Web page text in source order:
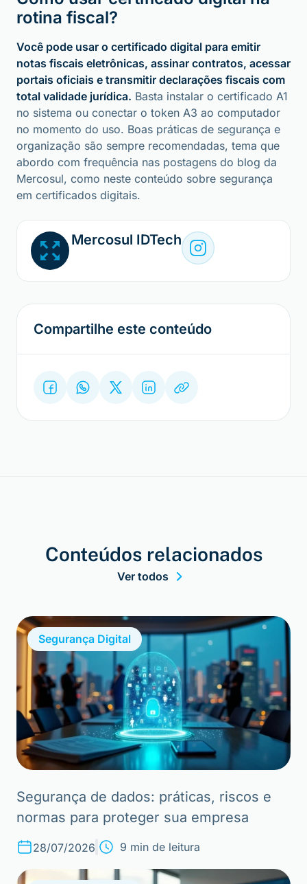
rotina fiscal?
Você pode usar o certificado digital para emitir
notas fiscais eletrônicas, assinar contratos, acessar
portais oficiais e transmitir declarações fiscais com
total validade jurídica. Basta instalar o certificado A1
no sistema ou conectar o token A3 ao computador
no momento do uso. Boas práticas de segurança e
organização são sempre recomendadas, tema que
abordo com frequência nas postagens do blog da
Mercosul, como neste conteúdo sobre segurança
em certificados digitais.
Mercosul IDTech
Compartilhe este conteúdo
Conteúdos relacionados
Ver todos
Segurança Digital
Segurança de dados: práticas, riscos e
normas para proteger sua empresa
28/07/2026 9 min de leitura